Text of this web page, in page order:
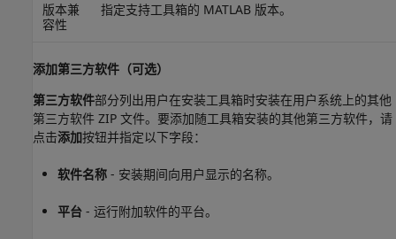
版本兼
容性
指定支持工具箱的 MATLAB 版本。
添加第三方软件（可选）
第三方软件部分列出用户在安装工具箱时安装在用户系统上的其他
第三方软件 ZIP 文件。要添加随工具箱安装的其他第三方软件，请
点击添加按钮并指定以下字段：
软件名称 - 安装期间向用户显示的名称。
平台 - 运行附加软件的平台。